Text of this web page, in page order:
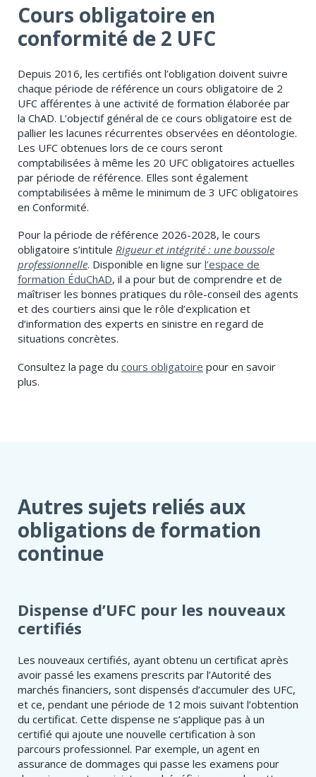
Cours obligatoire en
conformité de 2 UFC
Depuis 2016, les certifiés ont l’obligation doivent suivre
chaque période de référence un cours obligatoire de 2
UFC afférentes à une activité de formation élaborée par
la ChAD. L’objectif général de ce cours obligatoire est de
pallier les lacunes récurrentes observées en déontologie.
Les UFC obtenues lors de ce cours seront
comptabilisées à même les 20 UFC obligatoires actuelles
par période de référence. Elles sont également
comptabilisées à même le minimum de 3 UFC obligatoires
en Conformité.
Pour la période de référence 2026-2028, le cours
obligatoire s’intitule Rigueur et intégrité : une boussole
professionnelle. Disponible en ligne sur l’espace de
formation ÉduChAD, il a pour but de comprendre et de
maîtriser les bonnes pratiques du rôle-conseil des agents
et des courtiers ainsi que le rôle d’explication et
d’information des experts en sinistre en regard de
situations concrètes.
Consultez la page du cours obligatoire pour en savoir
plus.
Autres sujets reliés aux
obligations de formation
continue
Dispense d’UFC pour les nouveaux
certifiés
Les nouveaux certifiés, ayant obtenu un certificat après
avoir passé les examens prescrits par l’Autorité des
marchés financiers, sont dispensés d’accumuler des UFC,
et ce, pendant une période de 12 mois suivant l’obtention
du certificat. Cette dispense ne s’applique pas à un
certifié qui ajoute une nouvelle certification à son
parcours professionnel. Par exemple, un agent en
assurance de dommages qui passe les examens pour